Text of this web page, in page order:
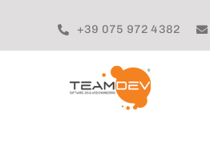
content
+39 075 972 4382